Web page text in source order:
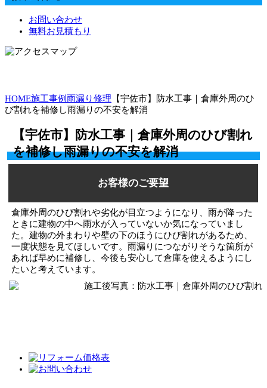
お問い合わせ
無料お見積もり
HOME施工事例雨漏り修理 【宇佐市】防水工事｜倉庫外周のひ
び割れを補修し雨漏りの不安を解消
【宇佐市】防水工事｜倉庫外周のひび割れ
を補修し雨漏りの不安を解消
お客様のご要望
倉庫外周のひび割れや劣化が目立つようになり、雨が降った
ときに建物の中へ雨水が入っていないか気になっていまし
た。建物の外まわりや壁の下のほうにひび割れがあるため、
一度状態を見てほしいです。雨漏りにつながりそうな箇所が
あれば早めに補修し、今後も安心して倉庫を使えるようにし
たいと考えています。